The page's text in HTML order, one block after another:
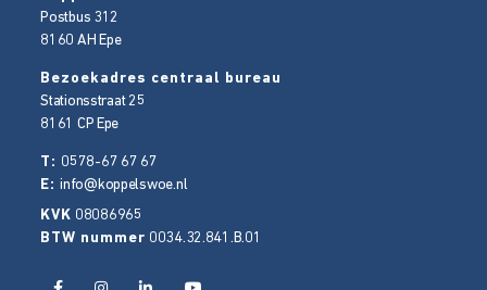
Postbus 312
8160 AH Epe
Bezoekadres centraal bureau
Stationsstraat 25
8161 CP Epe
T: 0578-67 67 67
E:info@koppelswoe.nl
KVK 08086965
BTW nummer 0034.32.841.B.01